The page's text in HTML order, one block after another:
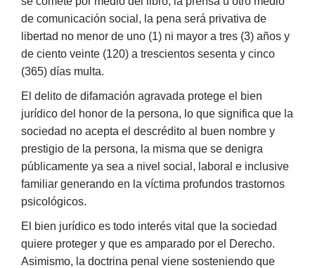
de comunicación social, la pena será privativa de
libertad no menor de uno (1) ni mayor a tres (3) años y
de ciento veinte (120) a trescientos sesenta y cinco
(365) días multa.
El delito de difamación agravada protege el bien
jurídico del honor de la persona, lo que significa que la
sociedad no acepta el descrédito al buen nombre y
prestigio de la persona, la misma que se denigra
públicamente ya sea a nivel social, laboral e inclusive
familiar generando en la víctima profundos trastornos
psicológicos.
El bien jurídico es todo interés vital que la sociedad
quiere proteger y que es amparado por el Derecho.
Asimismo, la doctrina penal viene sosteniendo que